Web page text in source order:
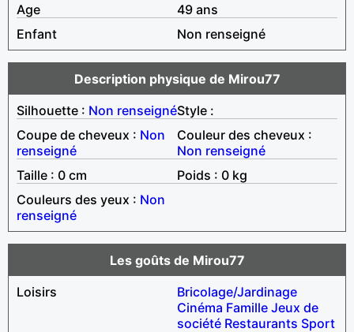
Age
49 ans
Enfant
Non renseigné
Description physique de Mirou77
Silhouette : Non renseignéStyle :
Coupe de cheveux : Non
renseigné
Couleur des cheveux :
Non renseigné
Taille : 0 cm
Poids : 0 kg
Couleurs des yeux : Non
renseigné
Les goûts de Mirou77
Loisirs
Bricolage/Jardinage
Cinéma Famille Jeux de
société Restaurants Sport